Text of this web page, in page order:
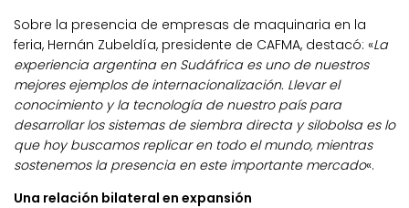
Sobre la presencia de empresas de maquinaria en la
feria, Hernán Zubeldía, presidente de CAFMA, destacó: «La
experiencia argentina en Sudáfrica es uno de nuestros
mejores ejemplos de internacionalización. Llevar el
conocimiento y la tecnología de nuestro país para
desarrollar los sistemas de siembra directa y silobolsa es lo
que hoy buscamos replicar en todo el mundo, mientras
sostenemos la presencia en este importante mercado«.
Una relación bilateral en expansión